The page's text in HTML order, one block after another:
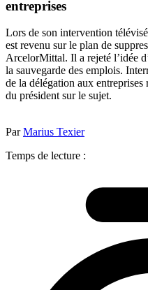
entreprises
Lors de son intervention
est revenu sur le plan de
ArcelorMittal. Il a rejeté l’idée
la sauvegarde des emplois.
de la délégation aux
du président sur le sujet.
ParMarius Texier
Temps de lecture :